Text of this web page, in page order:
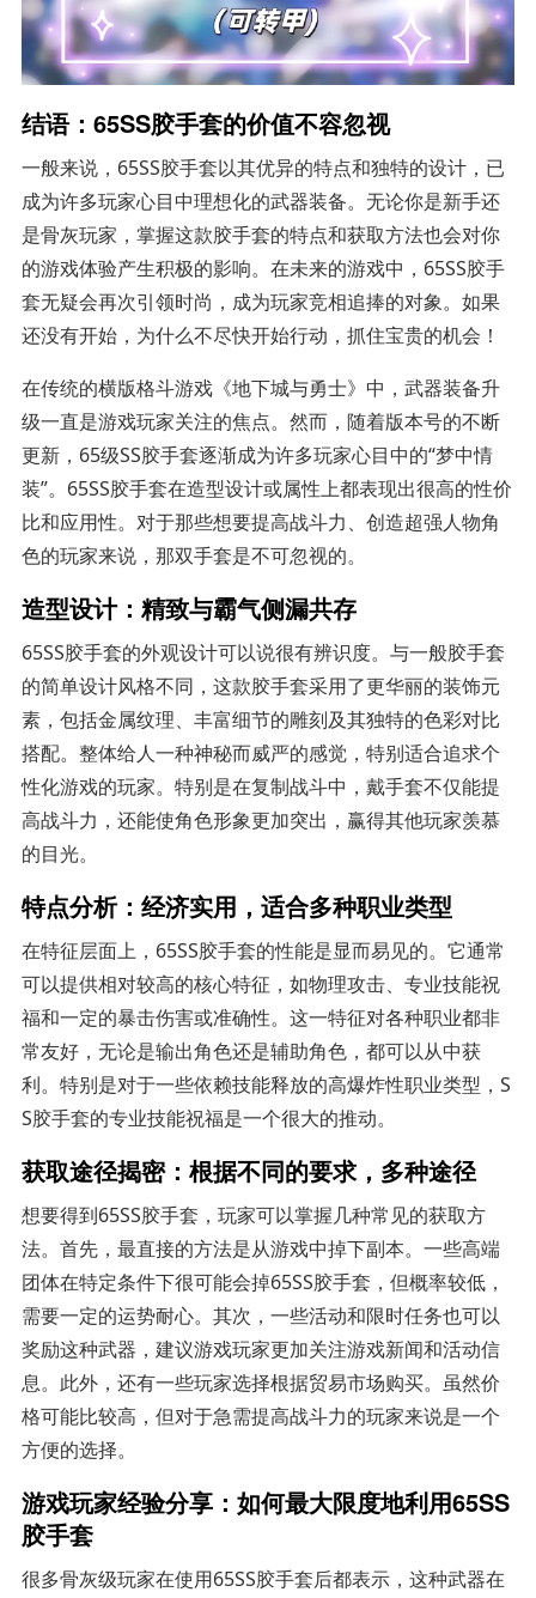
结语：65SS胶手套的价值不容忽视
一般来说，65SS胶手套以其优异的特点和独特的设计，已
成为许多玩家心目中理想化的武器装备。无论你是新手还
是骨灰玩家，掌握这款胶手套的特点和获取方法也会对你
的游戏体验产生积极的影响。在未来的游戏中，65SS胶手
套无疑会再次引领时尚，成为玩家竞相追捧的对象。如果
还没有开始，为什么不尽快开始行动，抓住宝贵的机会！
在传统的横版格斗游戏《地下城与勇士》中，武器装备升
级一直是游戏玩家关注的焦点。然而，随着版本号的不断
更新，65级SS胶手套逐渐成为许多玩家心目中的“梦中情
装”。65SS胶手套在造型设计或属性上都表现出很高的性价
比和应用性。对于那些想要提高战斗力、创造超强人物角
色的玩家来说，那双手套是不可忽视的。
造型设计：精致与霸气侧漏共存
65SS胶手套的外观设计可以说很有辨识度。与一般胶手套
的简单设计风格不同，这款胶手套采用了更华丽的装饰元
素，包括金属纹理、丰富细节的雕刻及其独特的色彩对比
搭配。整体给人一种神秘而威严的感觉，特别适合追求个
性化游戏的玩家。特别是在复制战斗中，戴手套不仅能提
高战斗力，还能使角色形象更加突出，赢得其他玩家羡慕
的目光。
特点分析：经济实用，适合多种职业类型
在特征层面上，65SS胶手套的性能是显而易见的。它通常
可以提供相对较高的核心特征，如物理攻击、专业技能祝
福和一定的暴击伤害或准确性。这一特征对各种职业都非
常友好，无论是输出角色还是辅助角色，都可以从中获
利。特别是对于一些依赖技能释放的高爆炸性职业类型，S
S胶手套的专业技能祝福是一个很大的推动。
获取途径揭密：根据不同的要求，多种途径
想要得到65SS胶手套，玩家可以掌握几种常见的获取方
法。首先，最直接的方法是从游戏中掉下副本。一些高端
团体在特定条件下很可能会掉65SS胶手套，但概率较低，
需要一定的运势耐心。其次，一些活动和限时任务也可以
奖励这种武器，建议游戏玩家更加关注游戏新闻和活动信
息。此外，还有一些玩家选择根据贸易市场购买。虽然价
格可能比较高，但对于急需提高战斗力的玩家来说是一个
方便的选择。
游戏玩家经验分享：如何最大限度地利用65SS
胶手套
很多骨灰级玩家在使用65SS胶手套后都表示，这种武器在